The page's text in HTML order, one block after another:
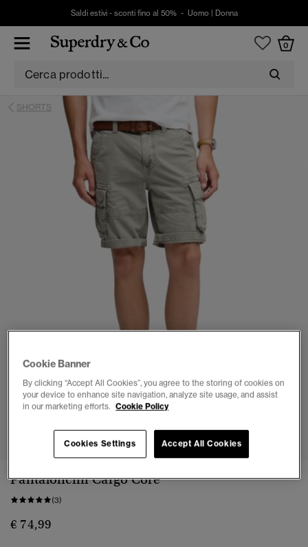
Saldi estivi - sconti fino al 50% - Uomo Donna
0
SHORTS
Pantaloncini Cargo Core
(3)
€ 74,99
Cookie Banner
By clicking “Accept All Cookies”, you agree to the storing of cookies on
your device to enhance site navigation, analyze site usage, and assist
in our marketing efforts. Cookie Policy
Cookies Settings Accept All Cookies